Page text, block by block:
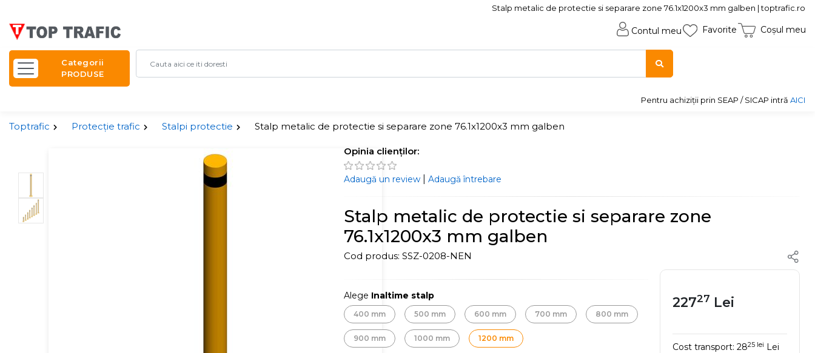
Stalp metalic de protectie si separare zone 76.1x1200x3 mm galben | toptrafic.ro
Contul meu Favorite Coșul meu
Categorii
PRODUSE
Pentru achiziții prin SEAP / SICAP intră AICI
Toptrafic Protecție trafic Stalpi protectie Stalp metalic de protectie si separare zone 76.1x1200x3 mm galben
Opinia clienților:
Adaugă un review |Adaugă întrebare
Stalp metalic de protectie si separare zone
76.1x1200x3 mm galben
Cod produs: SSZ-0208-NEN
Alege Inaltime stalp
400 mm 500 mm 600 mm 700 mm 800 mm
900 mm 1000 mm 1200 mm
22727 Lei
Cost transport:2825 lei Lei